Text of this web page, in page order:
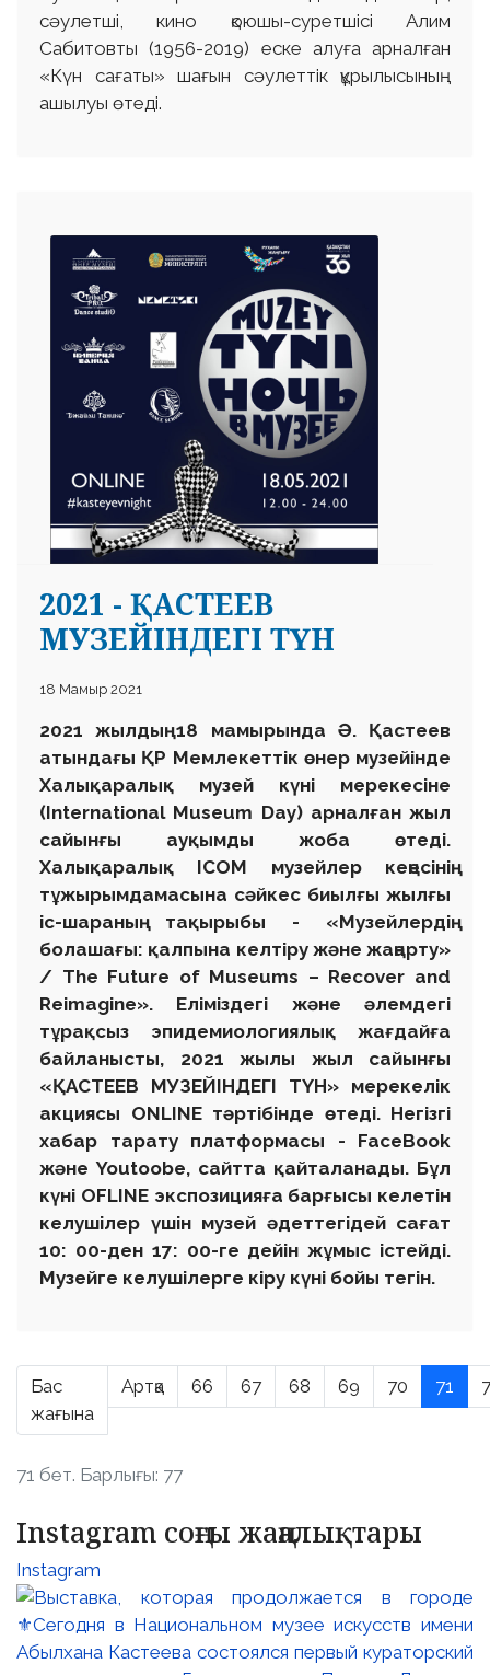
сәулетші, кино қоюшы-суретшісі Алим
Сабитовты (1956-2019) еске алуға арналған
«Күн сағаты» шағын сәулеттік құрылысының
ашылуы өтеді.
2021 - ҚАСТЕЕВ
МУЗЕЙІНДЕГІ ТҮН
18 Мамыр 2021
2021 жылдың 18 мамырында Ә. Қастеев
атындағы ҚР Мемлекеттік өнер музейінде
Халықаралық музей күні мерекесіне
(International Museum Day) арналған жыл
сайынғы ауқымды жоба өтеді.
Халықаралық ICOM музейлер кеңесінің
тұжырымдамасына сәйкес биылғы жылғы
іс-шараның тақырыбы - «Музейлердің
болашағы: қалпына келтіру және жаңарту»
/ The Future of Museums – Recover and
Reimagine». Еліміздегі және әлемдегі
тұрақсыз эпидемиологиялық жағдайға
байланысты, 2021 жылы жыл сайынғы
«ҚАСТЕЕВ МУЗЕЙІНДЕГІ ТҮН» мерекелік
акциясы ONLINE тәртібінде өтеді. Негізгі
хабар тарату платформасы - FaceBook
және Youtoobe, сайтта қайталанады. Бұл
күні OFLINE экспозицияға барғысы келетін
келушілер үшін музей әдеттегідей сағат
10: 00-ден 17: 00-ге дейін жұмыс істейді.
Музейге келушілерге кіру күні бойы тегін.
Бас
жағына
Артқа 66 67 68 69 70 71
71 бет. Барлығы: 77
Instagram соңғы жаңалықтары
Instagram